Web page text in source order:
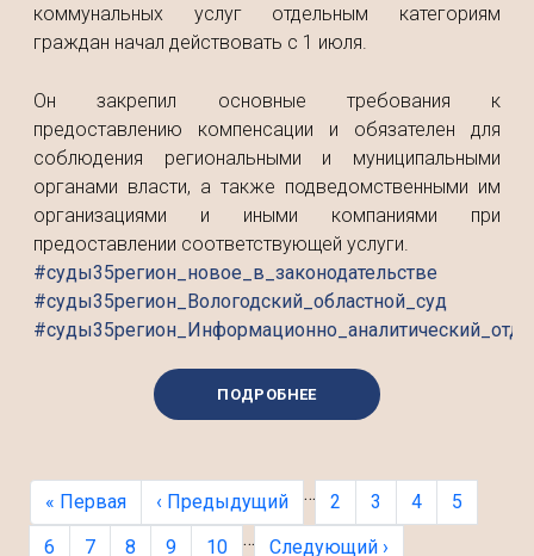
коммунальных услуг отдельным категориям
граждан начал действовать с 1 июля.
Он закрепил основные требования к
предоставлению компенсации и обязателен для
соблюдения региональными и муниципальными
органами власти, а также подведомственными им
организациями и иными компаниями при
предоставлении соответствующей услуги.
#суды35регион_новое_в_законодательстве
#суды35регион_Вологодский_областной_суд
ПОДРОБНЕЕ
Нумерация страниц
Первая страница
« Первая Предыдущая страница
‹ Предыдущий … Страница
2 Страница
3 Страница
4 Страница
5
Текущая страница
6 Страница
7 Страница
8 Страница
9 Страница
10 … Следующая страница
Следующий ›